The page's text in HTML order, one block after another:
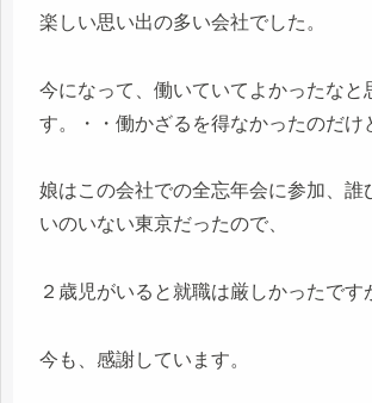
楽しい思い出の多い会社でした。
今になって、働いていてよかったなと
す。・・働かざるを得なかったのだけ
娘はこの会社での全忘年会に参加、誰
いのいない東京だったので、
２歳児がいると就職は厳しかったです
今も、感謝しています。